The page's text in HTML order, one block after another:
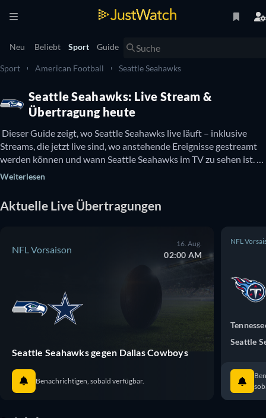
Neu Beliebt Sport Guide
Sport American Football Seattle Seahawks
Seattle Seahawks: Live Stream &
Übertragung heute
Dieser Guide zeigt, wo Seattle Seahawks live läuft – inklusive
Streams, die jetzt live sind, wo anstehende Ereignisse gestreamt
werden können und wann Seattle Seahawks im TV zu sehen ist.
Hier gibt es auch Infos dazu, ob Seattle Seahawks kostenlos
Weiterlesen
Aktuelle Live Übertragungen
NFL Vorsaison
16. Aug.
02:00 AM
Seattle Seahawks gegen Dallas Cowboys
Benachrichtigen, sobald verfügbar.
NFL
Seattle